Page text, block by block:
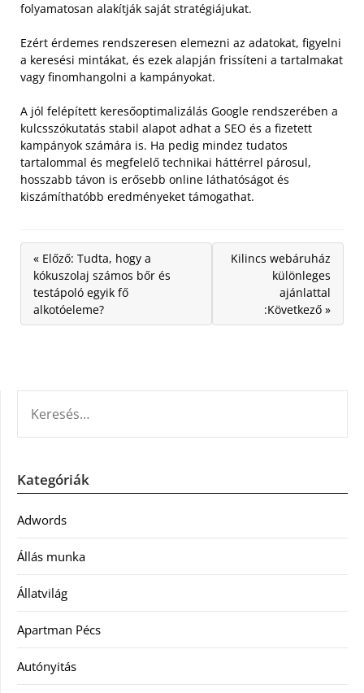
folyamatosan alakítják saját stratégiájukat.
Ezért érdemes rendszeresen elemezni az adatokat, figyelni
a keresési mintákat, és ezek alapján frissíteni a tartalmakat
vagy finomhangolni a kampányokat.
A jól felépített keresőoptimalizálás Google rendszerében a
kulcsszókutatás stabil alapot adhat a SEO és a fizetett
kampányok számára is. Ha pedig mindez tudatos
tartalommal és megfelelő technikai háttérrel párosul,
hosszabb távon is erősebb online láthatóságot és
kiszámíthatóbb eredményeket támogathat.
« Előző: Tudta, hogy a
kókuszolaj számos bőr és
testápoló egyik fő
alkotóeleme?
Kilincs webáruház
különleges
ajánlattal
:Következő »
Kategóriák
Adwords
Állás munka
Állatvilág
Apartman Pécs
Autónyitás